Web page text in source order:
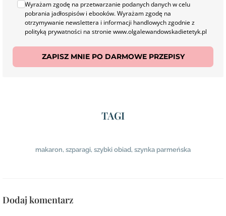
Wyrażam zgodę na przetwarzanie podanych danych w celu
pobrania jadłospisów i ebooków. Wyrażam zgodę na
otrzymywanie newslettera i informacji handlowych zgodnie z
polityką prywatności na stronie www.olgalewandowskadietetyk.pl
ZAPISZ MNIE PO DARMOWE PRZEPISY
TAGI
makaron, szparagi, szybki obiad, szynka parmeńska
Dodaj komentarz